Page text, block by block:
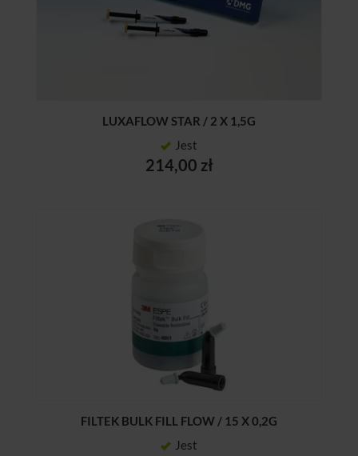
LUXAFLOW STAR / 2 X 1,5G
Jest
214,00 zł
FILTEK BULK FILL FLOW / 15 X 0,2G
Jest